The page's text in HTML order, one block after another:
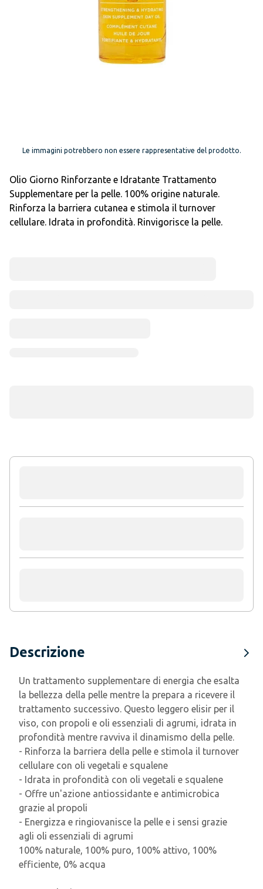
Le immagini potrebbero non essere rappresentative del prodotto.
Olio Giorno Rinforzante e Idratante Trattamento
Supplementare per la pelle. 100% origine naturale.
Rinforza la barriera cutanea e stimola il turnover
cellulare. Idrata in profondità. Rinvigorisce la pelle.
Descrizione
Un trattamento supplementare di energia che esalta
la bellezza della pelle mentre la prepara a ricevere il
trattamento successivo. Questo leggero elisir per il
viso, con propoli e oli essenziali di agrumi, idrata in
profondità mentre ravviva il dinamismo della pelle.
- Rinforza la barriera della pelle e stimola il turnover
cellulare con oli vegetali e squalene
- Idrata in profondità con oli vegetali e squalene
- Offre un'azione antiossidante e antimicrobica
grazie al propoli
- Energizza e ringiovanisce la pelle e i sensi grazie
agli oli essenziali di agrumi
100% naturale, 100% puro, 100% attivo, 100%
efficiente, 0% acqua